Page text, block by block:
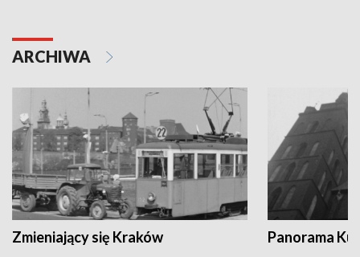
ARCHIWA
Zmieniający się Kraków Panorama